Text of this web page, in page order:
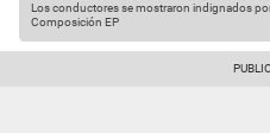
Los conductores se mostraron indignados
Composición EP